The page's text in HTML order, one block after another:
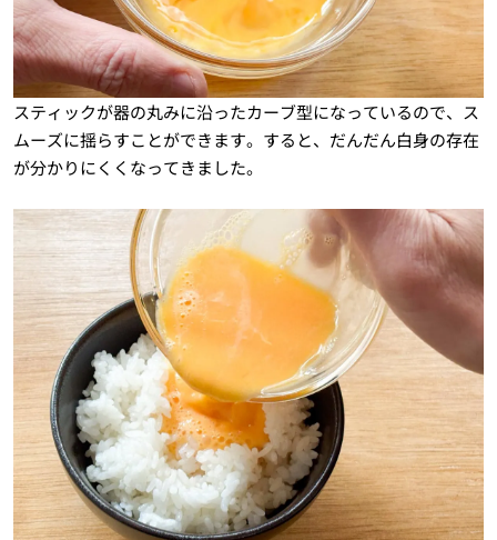
スティックが器の丸みに沿ったカーブ型になっているので、ス
ムーズに揺らすことができます。すると、だんだん白身の存在
が分かりにくくなってきました。